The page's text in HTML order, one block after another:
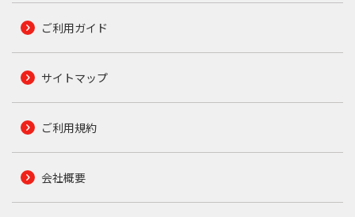
ご利用ガイド
サイトマップ
ご利用規約
会社概要